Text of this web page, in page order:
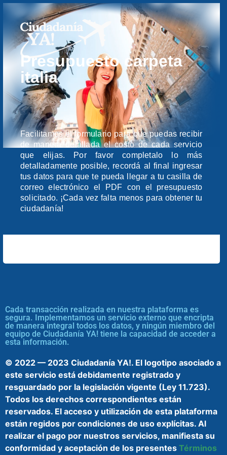
Presupuesto carpeta
italia
Facilitamos el formulario para que puedas recibir
de manera detallada el costo de cada servicio
que elijas. Por favor completalo lo más
detalladamente posible, recordá al final ingresar
tus datos para que te pueda llegar a tu casilla de
correo electrónico el PDF con el presupuesto
solicitado. ¡Cada vez falta menos para obtener tu
ciudadanía!
Cada transacción realizada en nuestra plataforma es
segura. Implementamos un servicio externo que encripta
de manera integral todos los datos, y ningún miembro del
equipo de Ciudadanía YA! tiene la capacidad de acceder a
esta información.
© 2022 — 2023 Ciudadanía YA!. El logotipo asociado a
este servicio está debidamente registrado y
resguardado por la legislación vigente (Ley 11.723).
Todos los derechos correspondientes están
reservados. El acceso y utilización de esta plataforma
están regidos por condiciones de uso explícitas. Al
realizar el pago por nuestros servicios, manifiesta su
conformidad y aceptación de los presentes Términos